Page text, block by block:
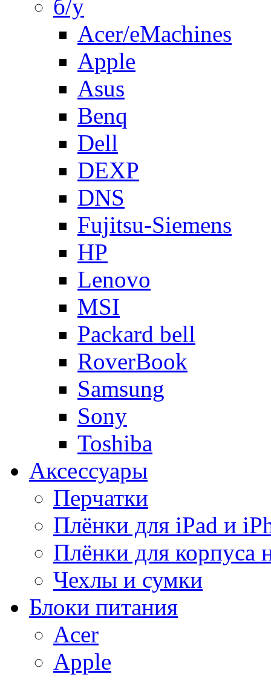
б/у
Acer/eMachines
Apple
Asus
Benq
Dell
DEXP
DNS
Fujitsu-Siemens
HP
Lenovo
MSI
Packard bell
RoverBook
Samsung
Sony
Toshiba
Аксессуары
Перчатки
Плёнки для iPad и
Плёнки для корпуса
Чехлы и сумки
Блоки питания
Acer
Apple